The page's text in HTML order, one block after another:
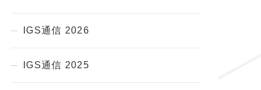
IGS通信 2026
IGS通信 2025